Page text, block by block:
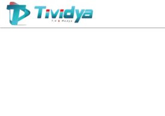
evden
eve
nakliyat